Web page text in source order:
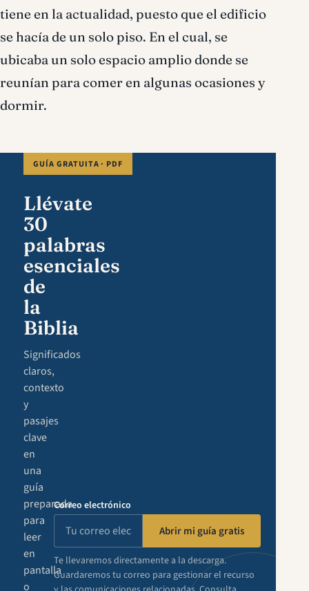
tiene en la actualidad, puesto que el edificio
se hacía de un solo piso. En el cual, se
ubicaba un solo espacio amplio donde se
reunían para comer en algunas ocasiones y
dormir.
GUÍA GRATUITA · PDF
Llévate
30
palabras
esenciales
de
la
Biblia
Significados
claros,
contexto
y
pasajes
clave
en
una
guía
preparada
para
leer
en
pantalla
o
Correo electrónico
Abrir mi guía gratis
Te llevaremos directamente a la descarga.
Guardaremos tu correo para gestionar el recurso